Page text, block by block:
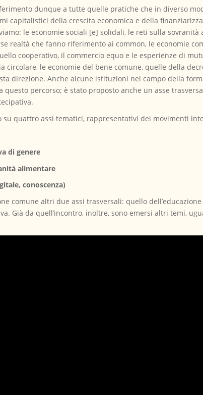
dunque a tutte quelle pratiche che in diverso
capitalistici della crescita economica e della
le economie sociali [e] solidali, le reti sulla sovranità
realtà che fanno riferimento ai common, le economie
cooperativo, il commercio equo e le esperienze di
circolare, le economie del bene comune, quelle della
direzione. Anche alcune istituzioni nel campo della
questo percorso; è stato proposto anche un asse
quattro assi tematici, rappresentativi dei movimenti
di genere
alimentare
conoscenza)
comune altri due assi trasversali: quello
Già da quell’incontro, inoltre, sono emersi altri temi,